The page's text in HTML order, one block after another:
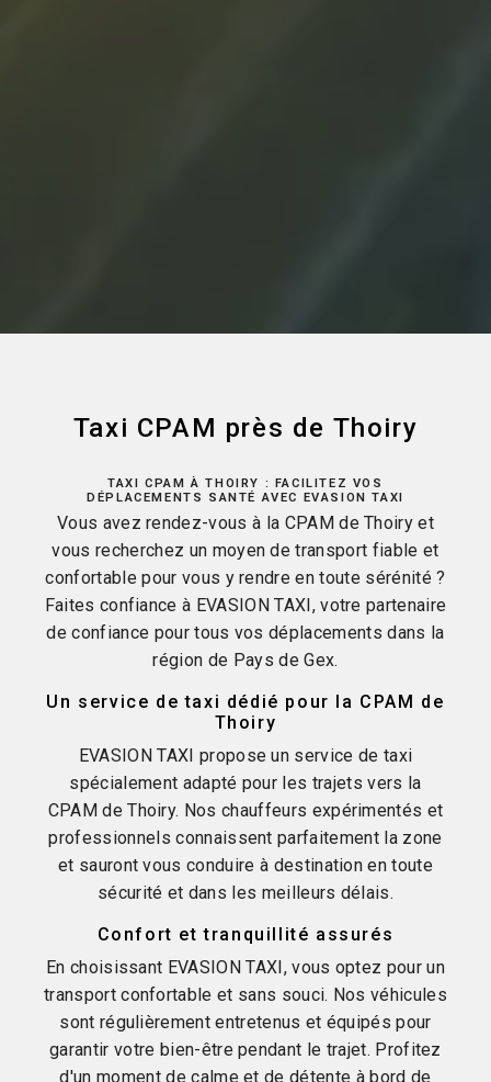
Taxi CPAM près de Thoiry
TAXI CPAM À THOIRY : FACILITEZ VOS
DÉPLACEMENTS SANTÉ AVEC EVASION TAXI
Vous avez rendez-vous à la CPAM de Thoiry et
vous recherchez un moyen de transport fiable et
confortable pour vous y rendre en toute sérénité ?
Faites confiance à EVASION TAXI, votre partenaire
de confiance pour tous vos déplacements dans la
région de Pays de Gex.
Un service de taxi dédié pour la CPAM de
Thoiry
EVASION TAXI propose un service de taxi
spécialement adapté pour les trajets vers la
CPAM de Thoiry. Nos chauffeurs expérimentés et
professionnels connaissent parfaitement la zone
et sauront vous conduire à destination en toute
sécurité et dans les meilleurs délais.
Confort et tranquillité assurés
En choisissant EVASION TAXI, vous optez pour un
transport confortable et sans souci. Nos véhicules
sont régulièrement entretenus et équipés pour
garantir votre bien-être pendant le trajet. Profitez
d'un moment de calme et de détente à bord de